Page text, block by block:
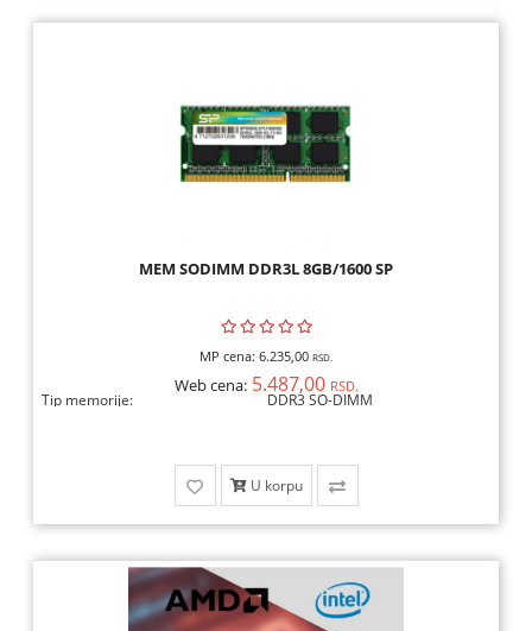
MEM SODIMM DDR3L 8GB/1600 SP
MP cena: 6.235,00 RSD.
Web cena: 5.487,00 RSD.
Tip memorije: DDR3 SO-DIMM
U korpu